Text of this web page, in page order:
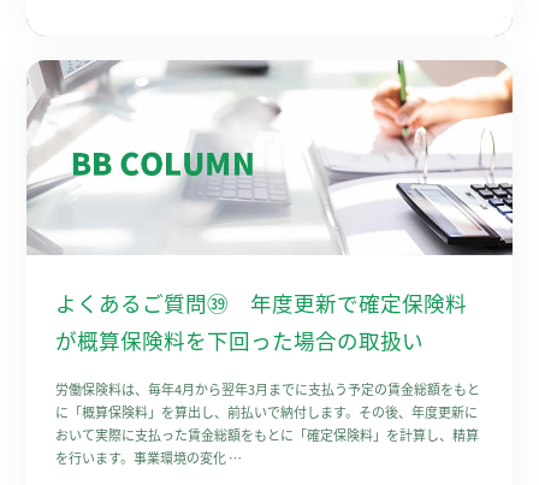
よくあるご質問㊴ 年度更新で確定保険料
が概算保険料を下回った場合の取扱い
労働保険料は、毎年4月から翌年3月までに支払う予定の賃金総額をもと
に「概算保険料」を算出し、前払いで納付します。その後、年度更新に
おいて実際に支払った賃金総額をもとに「確定保険料」を計算し、精算
を行います。事業環境の変化 …